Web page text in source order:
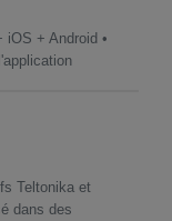
iOS + Android •
Teltonika et
dans des